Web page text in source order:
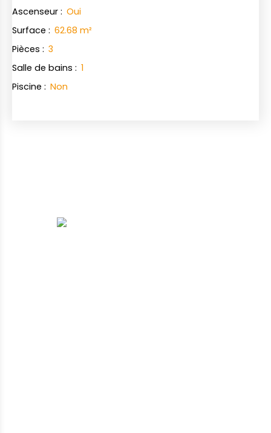
Ascenseur : Oui
Surface : 62.68 m²
Pièces : 3
Salle de bains : 1
Piscine : Non